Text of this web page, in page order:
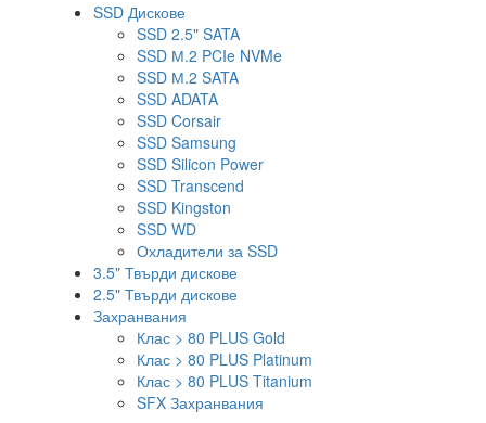
SSD Дискове
SSD 2.5" SATA
SSD М.2 PCIe NVMe
SSD М.2 SATA
SSD ADATA
SSD Corsair
SSD Samsung
SSD Silicon Power
SSD Transcend
SSD Kingston
SSD WD
Охладители за SSD
3.5" Твърди дискове
2.5" Твърди дискове
Захранвания
Клас > 80 PLUS Gold
Клас > 80 PLUS Platinum
Клас > 80 PLUS Titanium
SFX Захранвания